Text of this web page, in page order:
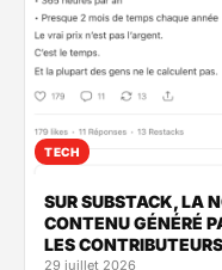
TECH
SUR SUBSTACK, LA
CONTENU GÉNÉRÉ
LES CONTRIBUTEURS
29 juillet 2026